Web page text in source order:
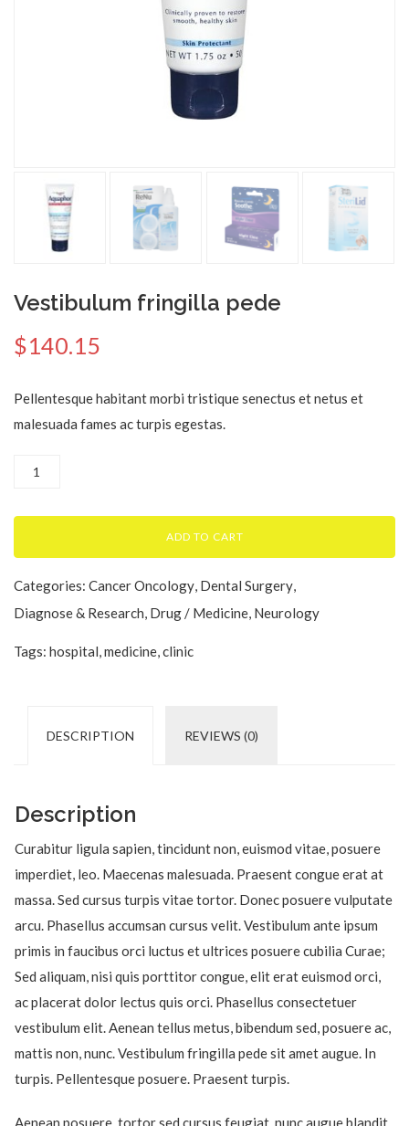
Vestibulum fringilla pede
$140.15
Pellentesque habitant morbi tristique senectus et netus et
malesuada fames ac turpis egestas.
ADD TO CART
Categories: Cancer Oncology, Dental Surgery,
Diagnose & Research, Drug / Medicine, Neurology
Tags: hospital,medicine,clinic
DESCRIPTION REVIEWS (0)
Description
Curabitur ligula sapien, tincidunt non, euismod vitae, posuere
imperdiet, leo. Maecenas malesuada. Praesent congue erat at
massa. Sed cursus turpis vitae tortor. Donec posuere vulputate
arcu. Phasellus accumsan cursus velit. Vestibulum ante ipsum
primis in faucibus orci luctus et ultrices posuere cubilia Curae;
Sed aliquam, nisi quis porttitor congue, elit erat euismod orci,
ac placerat dolor lectus quis orci. Phasellus consectetuer
vestibulum elit. Aenean tellus metus, bibendum sed, posuere ac,
mattis non, nunc. Vestibulum fringilla pede sit amet augue. In
turpis. Pellentesque posuere. Praesent turpis.
Aenean posuere, tortor sed cursus feugiat, nunc augue blandit